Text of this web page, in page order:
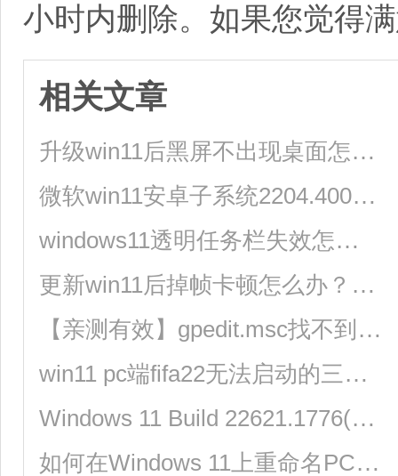
小时内删除。如果您觉得
相关文章
升级win11后黑屏不出现桌面怎么解决？
微软win11安卓子系统2204.40000.5.0 5月最新版发布了！
windows11透明任务栏失效怎么办？三种方法供你选择！
更新win11后掉帧卡顿怎么办？更新win11后掉帧卡顿的解决方法
【亲测有效】gpedit.msc找不到文件的两种解决方法！
win11 pc端fifa22无法启动的三种解决方法
Windows 11 Build 22621.1776(KB5026446)作为Moment 3预览版推送了！
如何在Windows 11上重命名PC？4种重命名PC方法分享！